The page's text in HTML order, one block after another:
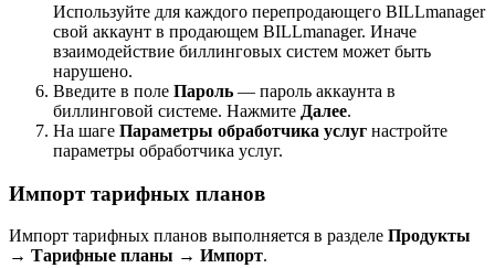
Используйте для каждого перепродающего BILLmanager
свой аккаунт в продающем BILLmanager. Иначе
взаимодействие биллинговых систем может быть
нарушено.
Введите в поле Пароль — пароль аккаунта в
биллинговой системе. Нажмите Далее.
На шаге Параметры обработчика услуг настройте
параметры обработчика услуг.
Импорт тарифных планов
Импорт тарифных планов выполняется в разделе Продукты
→ Тарифные планы → Импорт.